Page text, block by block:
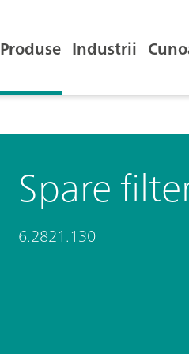
Produse Industrii
Spare
6.2821.130